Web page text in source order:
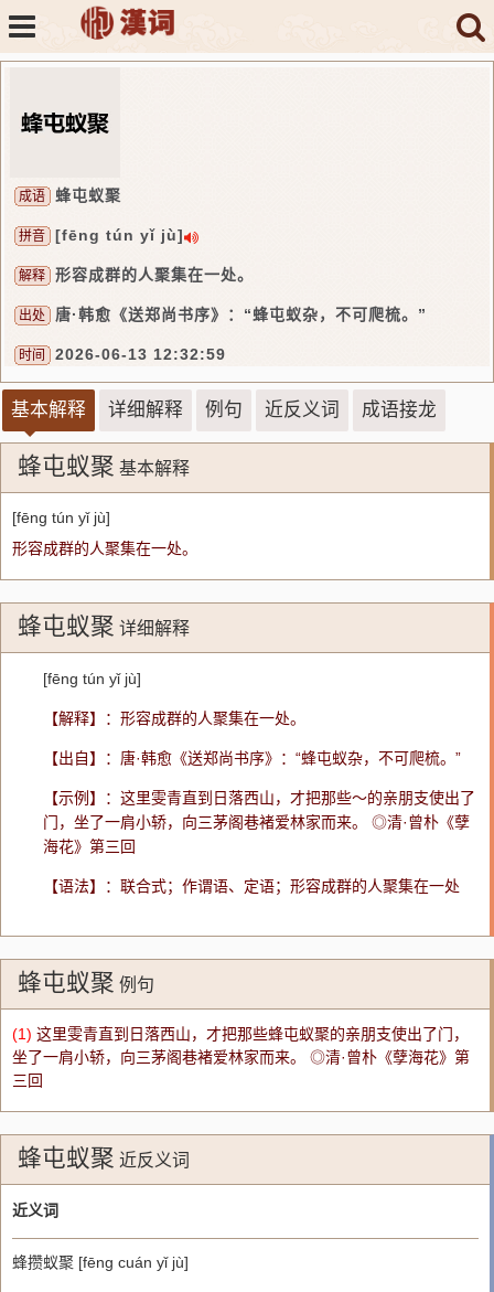
成语 蜂屯蚁聚
拼音 [fēng tún yǐ jù]
解释 形容成群的人聚集在一处。
出处 唐·韩愈《送郑尚书序》：“蜂屯蚁杂，不可爬梳。”
时间 2026-06-13 12:32:59
基本解释 详细解释 例句 近反义词 成语接龙
蜂屯蚁聚 基本解释
[fēng tún yǐ jù]
形容成群的人聚集在一处。
蜂屯蚁聚 详细解释
[fēng tún yǐ jù]
【解释】：形容成群的人聚集在一处。
【出自】：唐·韩愈《送郑尚书序》：“蜂屯蚁杂，不可爬梳。”
【示例】：这里雯青直到日落西山，才把那些～的亲朋支使出了
门，坐了一肩小轿，向三茅阁巷褚爱林家而来。 ◎清·曾朴《孽
海花》第三回
【语法】：联合式；作谓语、定语；形容成群的人聚集在一处
蜂屯蚁聚 例句
(1) 这里雯青直到日落西山，才把那些蜂屯蚁聚的亲朋支使出了门，
坐了一肩小轿，向三茅阁巷褚爱林家而来。 ◎清·曾朴《孽海花》第
三回
蜂屯蚁聚 近反义词
近义词
蜂攒蚁聚 [fēng cuán yǐ jù]